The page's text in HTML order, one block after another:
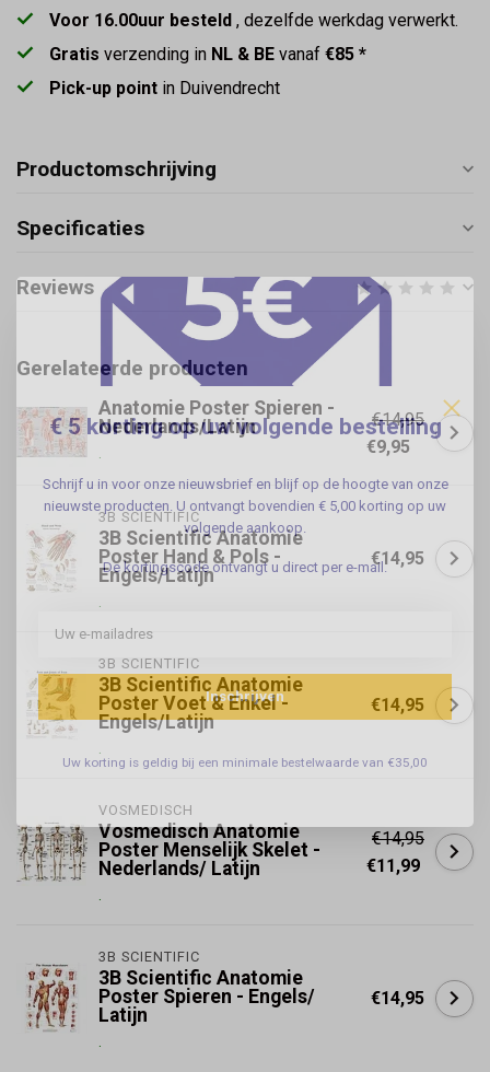
Voor 16.00uur besteld , dezelfde werkdag verwerkt.
Gratis verzending in NL & BE vanaf €85 *
Pick-up point in Duivendrecht
Productomschrijving
Specificaties
Reviews
Gerelateerde producten
Anatomie Poster Spieren -
Nederlands/Latijn
.
€14,95
€9,95
3B SCIENTIFIC
3B Scientific Anatomie
Poster Hand & Pols -
Engels/Latijn
.
€14,95
3B SCIENTIFIC
3B Scientific Anatomie
Poster Voet & Enkel -
Engels/Latijn
.
€14,95
VOSMEDISCH
Vosmedisch Anatomie
Poster Menselijk Skelet -
Nederlands/ Latijn
.
€14,95
€11,99
3B SCIENTIFIC
3B Scientific Anatomie
Poster Spieren - Engels/
Latijn
.
€14,95
€ 5 korting op uw volgende bestelling
Schrijf u in voor onze nieuwsbrief en blijf op de hoogte van onze
nieuwste producten. U ontvangt bovendien € 5,00 korting op uw
volgende aankoop.
De kortingscode ontvangt u direct per e-mail.
Inschrijven
Uw korting is geldig bij een minimale bestelwaarde van €35,00